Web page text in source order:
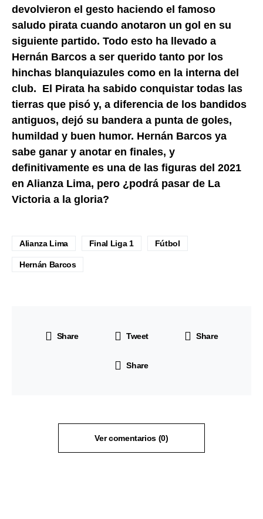
devolvieron el gesto haciendo el famoso
saludo pirata cuando anotaron un gol en su
siguiente partido. Todo esto ha llevado a
Hernán Barcos a ser querido tanto por los
hinchas blanquiazules como en la interna del
club. El Pirata ha sabido conquistar todas las
tierras que pisó y, a diferencia de los bandidos
antiguos, dejó su bandera a punta de goles,
humildad y buen humor. Hernán Barcos ya
sabe ganar y anotar en finales, y
definitivamente es una de las figuras del 2021
en Alianza Lima, pero ¿podrá pasar de La
Victoria a la gloria?
Alianza Lima Final Liga 1 Fútbol
Hernán Barcos
Share Tweet Share
Share
Ver comentarios (0)